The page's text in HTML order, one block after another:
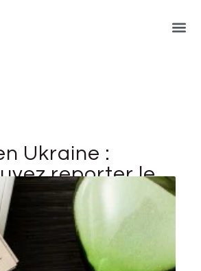
Ukraine :
reporter le
de vos